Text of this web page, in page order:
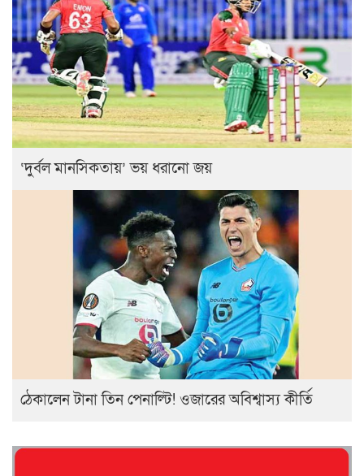
‘দুর্বল মানসিকতায়’ ভয় ধরানো জয়
ঠেকালেন টানা তিন পেনাল্টি! ওজারের অবিশ্বাস্য কীর্তি